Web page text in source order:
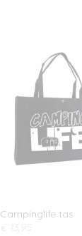
Campinglife tas
€ 13,95